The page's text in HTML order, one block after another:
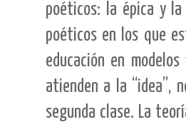
poéticos: la épica y la
poéticos en los que
educación en
atienden a la “idea”,
segunda clase. La